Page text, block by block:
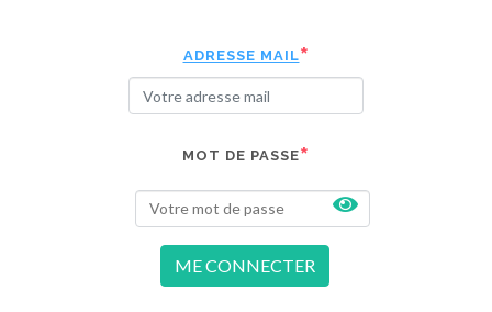
ADRESSE MAIL
MOT DE PASSE
ME CONNECTER